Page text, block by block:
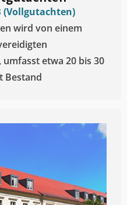
(Vollgutachten)
wird von einem
etwa 20 bis 30
Bestand